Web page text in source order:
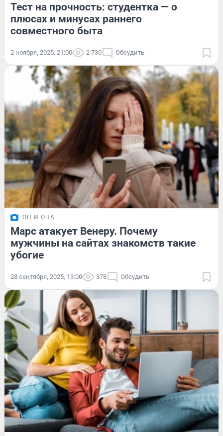
Тест на прочность: студентка — о
плюсах и минусах раннего
совместного быта
2 ноября, 2025, 21:00 2 730 Обсудить
ОН И ОНА
Марс атакует Венеру. Почему
мужчины на сайтах знакомств такие
убогие
28 сентября, 2025, 13:00 378 Обсудить